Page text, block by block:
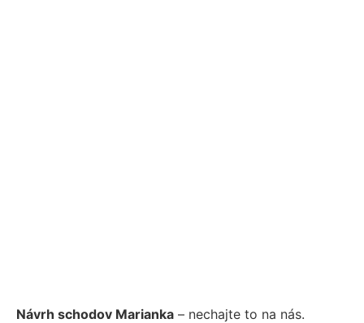
Návrh schodov Marianka – nechajte to na nás.